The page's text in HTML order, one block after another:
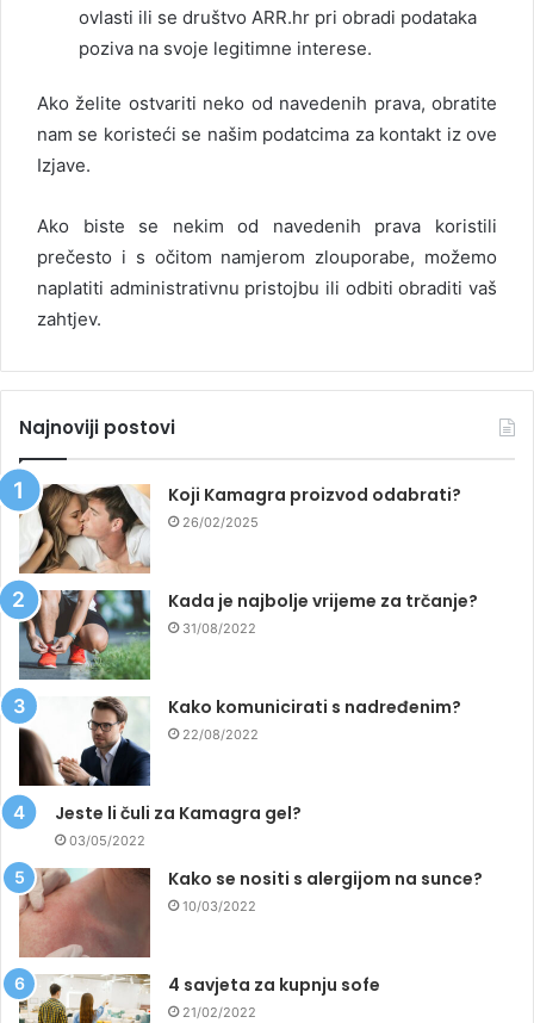
ovlasti ili se društvo ARR.hr pri obradi podataka
poziva na svoje legitimne interese.
Ako želite ostvariti neko od navedenih prava, obratite
nam se koristeći se našim podatcima za kontakt iz ove
Izjave.
Ako biste se nekim od navedenih prava koristili
prečesto i s očitom namjerom zlouporabe, možemo
naplatiti administrativnu pristojbu ili odbiti obraditi vaš
zahtjev.
Najnoviji postovi
Koji Kamagra proizvod odabrati?
26/02/2025
Kada je najbolje vrijeme za trčanje?
31/08/2022
Kako komunicirati s nadređenim?
22/08/2022
Jeste li čuli za Kamagra gel?
03/05/2022
Kako se nositi s alergijom na sunce?
10/03/2022
4 savjeta za kupnju sofe
21/02/2022